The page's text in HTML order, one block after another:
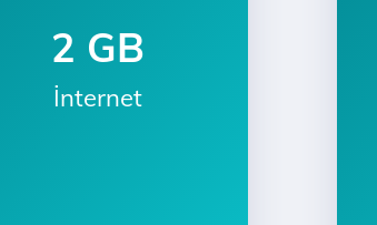
2 GB
İnternet